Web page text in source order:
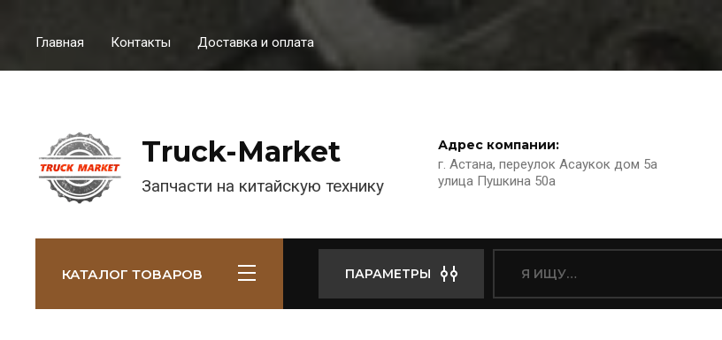
Главная Контакты Доставка и оплата
Truck-Market
Запчасти на китайскую технику
Адрес компании:
г. Астана, переулок Асаукок дом 5а
улица Пушкина 50а
КАТАЛОГ ТОВАРОВ ПАРАМЕТРЫ